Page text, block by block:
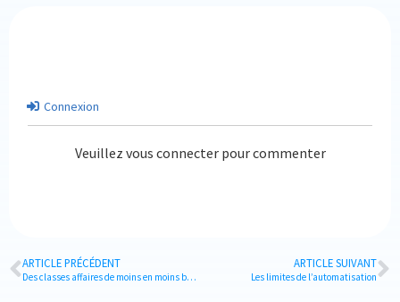
Connexion
Veuillez vous connecter pour commenter
ARTICLE PRÉCÉDENT
Des classes affaires de moins en moins business
ARTICLE SUIVANT
Les limites de l’automatisation